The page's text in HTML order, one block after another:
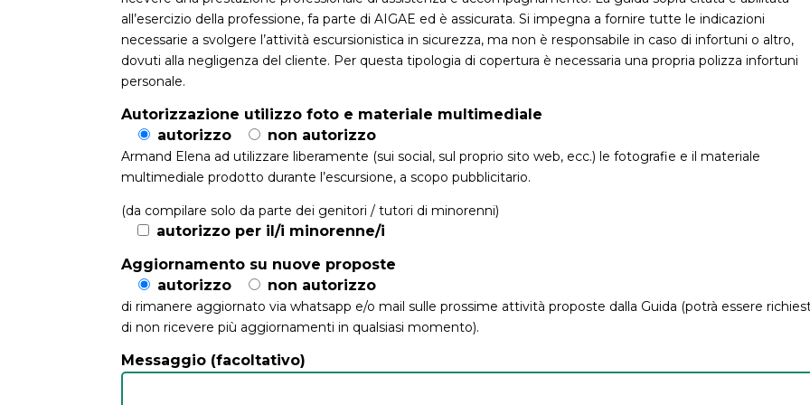
all’esercizio della professione, fa parte di AIGAE ed è assicurata. Si impegna a fornire tutte le indicazioni
necessarie a svolgere l’attività escursionistica in sicurezza, ma non è responsabile in caso di infortuni o altro,
dovuti alla negligenza del cliente. Per questa tipologia di copertura è necessaria una propria polizza infortuni
personale.
Autorizzazione utilizzo foto e materiale multimediale
autorizzo
non autorizzo
Armand Elena ad utilizzare liberamente (sui social, sul proprio sito web, ecc.) le fotografie e il materiale
multimediale prodotto durante l’escursione, a scopo pubblicitario.
(da compilare solo da parte dei genitori / tutori di minorenni)
autorizzo per il/i minorenne/i
Aggiornamento su nuove proposte
autorizzo
non autorizzo
di rimanere aggiornato via whatsapp e/o mail sulle prossime attività proposte dalla Guida (potrà essere
di non ricevere più aggiornamenti in qualsiasi momento).
Messaggio (facoltativo)